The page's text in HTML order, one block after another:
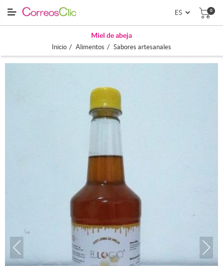
0
Miel de abeja
Inicio / Alimentos / Sabores artesanales